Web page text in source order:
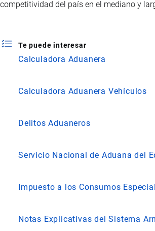
competitividad del país en el mediano y
Te puede interesar
Calculadora Aduanera
Calculadora Aduanera Vehículos
Delitos Aduaneros
Servicio Nacional de Aduana del
Impuesto a los Consumos
Notas Explicativas del Sistema